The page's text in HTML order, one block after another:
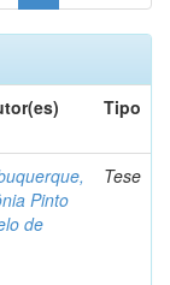
Tipo
Pinto
de
Tese